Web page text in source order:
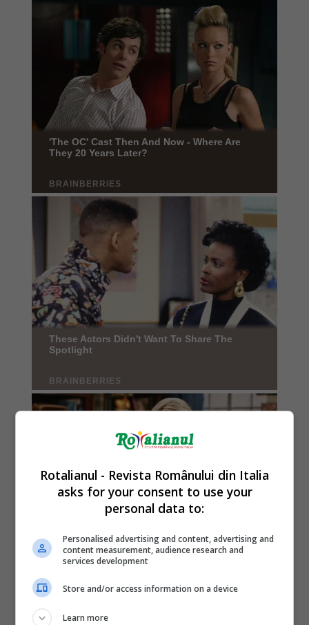
Rotalianul - Revista Românului din Italia
asks for your consent to use your
personal data to:
Personalised advertising and content, advertising and
content measurement, audience research and
services development
Store and/or access information on a device
Learn more